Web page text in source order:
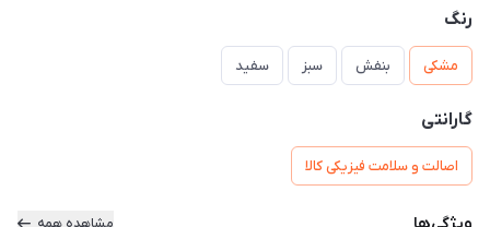
رنگ
مشکی بنفش سبز سفید
گارانتی
اصالت و سلامت فیزیکی کالا